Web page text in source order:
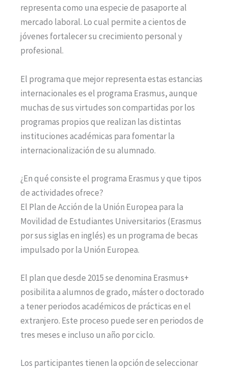
representa como una especie de pasaporte al
mercado laboral. Lo cual permite a cientos de
jóvenes fortalecer su crecimiento personal y
profesional.
El programa que mejor representa estas estancias
internacionales es el programa Erasmus, aunque
muchas de sus virtudes son compartidas por los
programas propios que realizan las distintas
instituciones académicas para fomentar la
internacionalización de su alumnado.
¿En qué consiste el programa Erasmus y que tipos
de actividades ofrece?
El Plan de Acción de la Unión Europea para la
Movilidad de Estudiantes Universitarios (Erasmus
por sus siglas en inglés) es un programa de becas
impulsado por la Unión Europea.
El plan que desde 2015 se denomina Erasmus+
posibilita a alumnos de grado, máster o doctorado
a tener periodos académicos de prácticas en el
extranjero. Este proceso puede ser en periodos de
tres meses e incluso un año por ciclo.
Los participantes tienen la opción de seleccionar